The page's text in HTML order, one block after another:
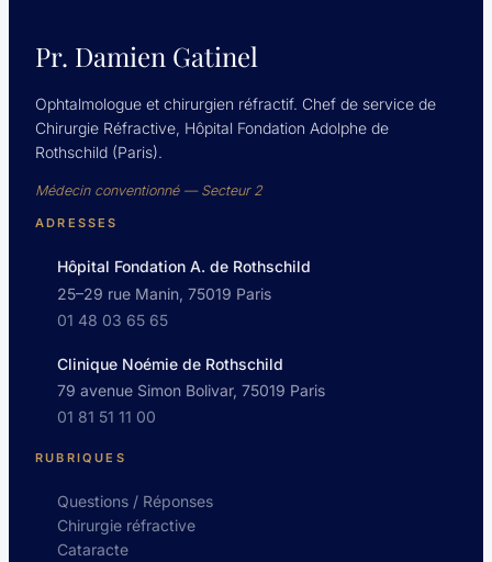
Pr. Damien Gatinel
Ophtalmologue et chirurgien réfractif. Chef de service de
Chirurgie Réfractive, Hôpital Fondation Adolphe de
Rothschild (Paris).
Médecin conventionné — Secteur 2
ADRESSES
Hôpital Fondation A. de Rothschild
25–29 rue Manin, 75019 Paris
01 48 03 65 65
Clinique Noémie de Rothschild
79 avenue Simon Bolivar, 75019 Paris
01 81 51 11 00
RUBRIQUES
Questions / Réponses
Chirurgie réfractive
Cataracte